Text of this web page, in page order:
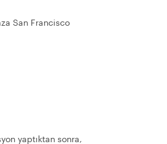
San Francisco
yaptıktan sonra,